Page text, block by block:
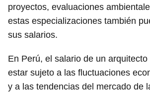
proyectos, evaluaciones
estas especializaciones también
sus salarios.
En Perú, el salario de un
estar sujeto a las fluctuaciones
y a las tendencias del mercado de